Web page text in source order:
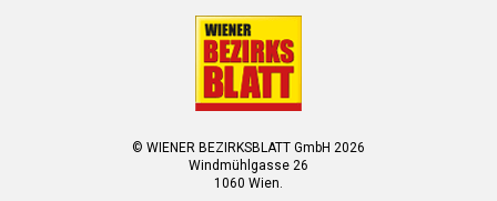
© WIENER BEZIRKSBLATT GmbH 2026
Windmühlgasse 26
1060 Wien.